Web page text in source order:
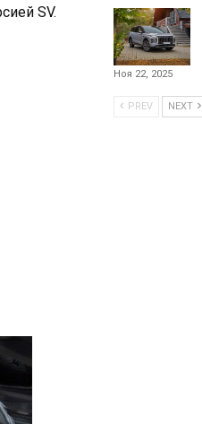
SV.
Ноя 22, 2025
PREV NEXT